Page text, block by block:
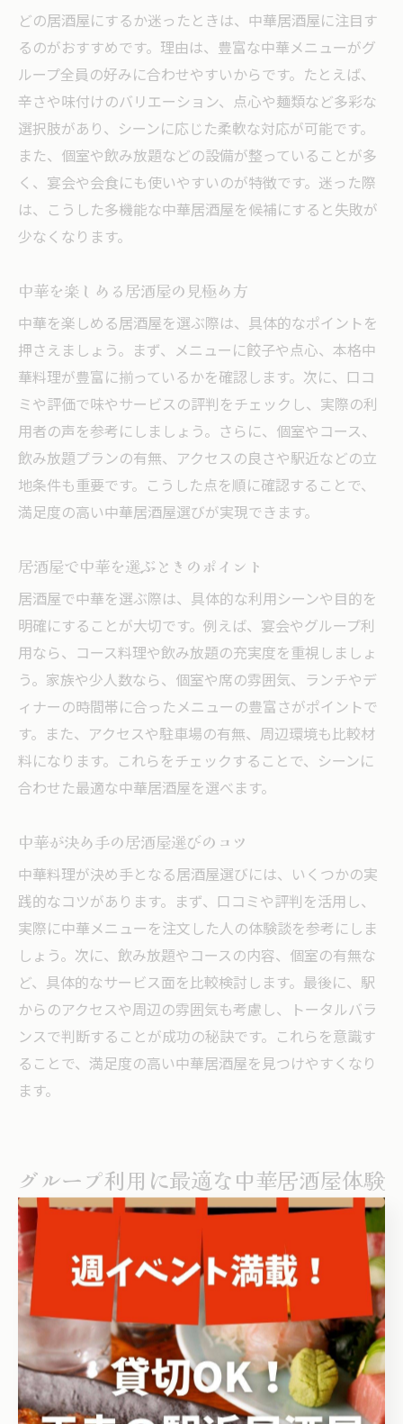
どの居酒屋にするか迷ったときは、中華居酒屋に注目す
るのがおすすめです。理由は、豊富な中華メニューがグ
ループ全員の好みに合わせやすいからです。たとえば、
辛さや味付けのバリエーション、点心や麺類など多彩な
選択肢があり、シーンに応じた柔軟な対応が可能です。
また、個室や飲み放題などの設備が整っていることが多
く、宴会や会食にも使いやすいのが特徴です。迷った際
は、こうした多機能な中華居酒屋を候補にすると失敗が
少なくなります。
中華を楽しめる居酒屋の見極め方
中華を楽しめる居酒屋を選ぶ際は、具体的なポイントを
押さえましょう。まず、メニューに餃子や点心、本格中
華料理が豊富に揃っているかを確認します。次に、口コ
ミや評価で味やサービスの評判をチェックし、実際の利
用者の声を参考にしましょう。さらに、個室やコース、
飲み放題プランの有無、アクセスの良さや駅近などの立
地条件も重要です。こうした点を順に確認することで、
満足度の高い中華居酒屋選びが実現できます。
居酒屋で中華を選ぶときのポイント
居酒屋で中華を選ぶ際は、具体的な利用シーンや目的を
明確にすることが大切です。例えば、宴会やグループ利
用なら、コース料理や飲み放題の充実度を重視しましょ
う。家族や少人数なら、個室や席の雰囲気、ランチやデ
ィナーの時間帯に合ったメニューの豊富さがポイントで
す。また、アクセスや駐車場の有無、周辺環境も比較材
料になります。これらをチェックすることで、シーンに
合わせた最適な中華居酒屋を選べます。
中華が決め手の居酒屋選びのコツ
中華料理が決め手となる居酒屋選びには、いくつかの実
践的なコツがあります。まず、口コミや評判を活用し、
実際に中華メニューを注文した人の体験談を参考にしま
しょう。次に、飲み放題やコースの内容、個室の有無な
ど、具体的なサービス面を比較検討します。最後に、駅
からのアクセスや周辺の雰囲気も考慮し、トータルバラ
ンスで判断することが成功の秘訣です。これらを意識す
ることで、満足度の高い中華居酒屋を見つけやすくなり
ます。
グループ利用に最適な中華居酒屋体験
グループで楽しむ居酒屋中華の魅力
居酒屋で中華料理を楽しむ最大の魅力は、豊富なメニュ
ーを大人数でシェアできる点です。奈良県北葛城郡王寺
町では、伝統的な居酒屋の落ち着いた雰囲気と本格的な
中華料理が融合し、グループ利用に最適な空間が広がっ
ています。例えば、餃子や点心、炒め物などをみんなで
取り分けることで、さまざまな味を一度に楽しめるのが